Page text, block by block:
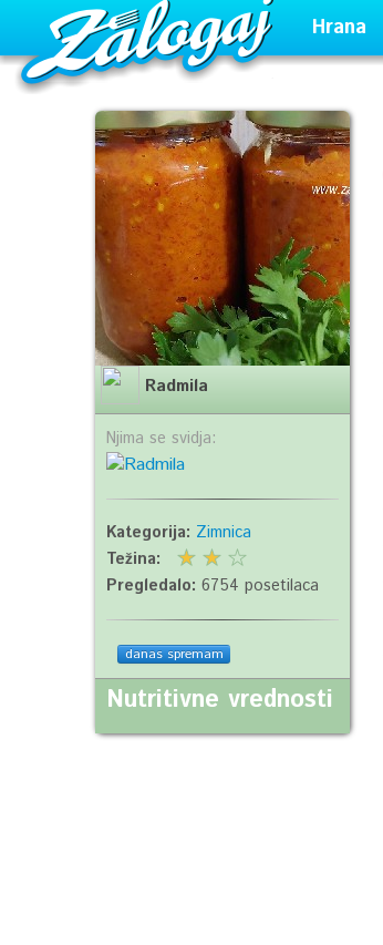
Hrana
Radmila
Njima se svidja:
Kategorija: Zimnica
Težina:
Pregledalo: 6754 posetilaca
danas spremam
Nutritivne vrednosti